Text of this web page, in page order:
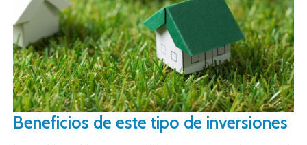
Beneficios de este tipo de inversiones